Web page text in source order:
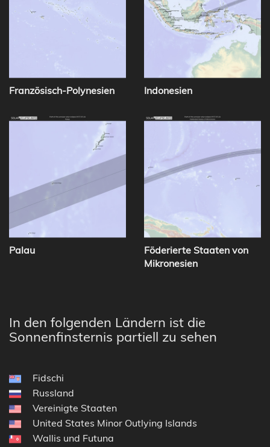
Französisch-Polynesien Indonesien
Palau
Föderierte Staaten von
Mikronesien
In den folgenden Ländern ist die
Sonnenfinsternis partiell zu sehen
Fidschi
Russland
Vereinigte Staaten
United States Minor Outlying Islands
Wallis und Futuna